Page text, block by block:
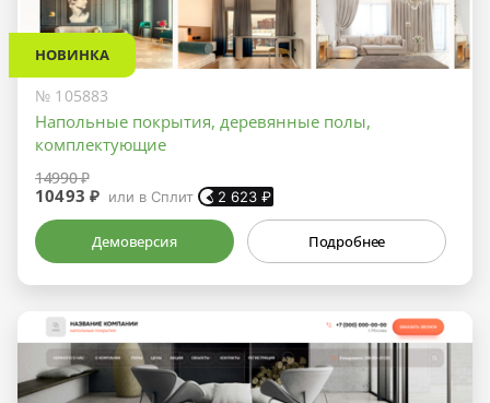
НОВИНКА
№ 105883
Напольные покрытия, деревянные полы,
комплектующие
14990 ₽
10493 ₽ или в Сплит 2 623 ₽
Демоверсия Подробнее